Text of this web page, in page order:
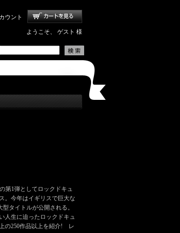
ウント
ようこそ、 ゲスト 様
第1弾としてロックドキュ
。今年はイギリスで巨大な
タイトルが公開される。
人生に迫ったロックドキュ
の250作品以上を紹介! レ